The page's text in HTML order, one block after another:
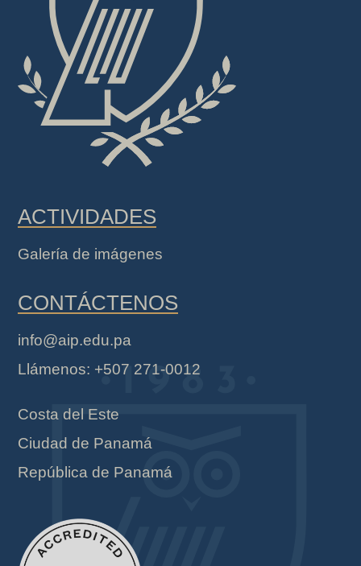
ACTIVIDADES
Galería de imágenes
CONTÁCTENOS
info@aip.edu.pa
Llámenos: +507 271-0012
Costa del Este
Ciudad de Panamá
República de Panamá